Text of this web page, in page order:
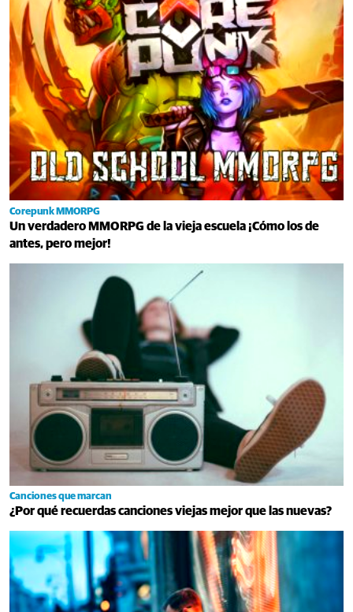
Corepunk MMORPG
Un verdadero MMORPG de la vieja escuela ¡Cómo los de
antes, pero mejor!
Canciones que marcan
¿Por qué recuerdas canciones viejas mejor que las nuevas?